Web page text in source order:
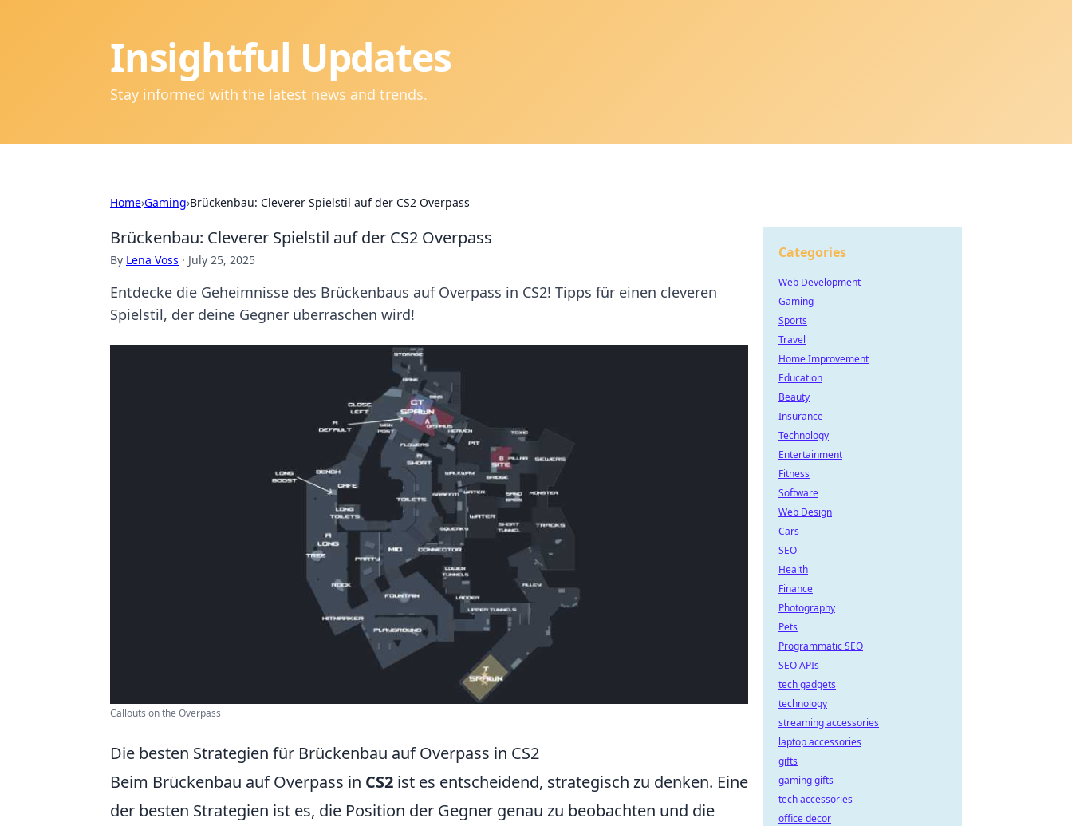
Insightful Updates
Stay informed with the latest news and trends.
Home›Gaming›Brückenbau: Cleverer Spielstil auf der CS2 Overpass
Brückenbau: Cleverer Spielstil auf der CS2 Overpass
By Lena Voss · July 25, 2025
Entdecke die Geheimnisse des Brückenbaus auf Overpass in CS2! Tipps für einen cleveren
Spielstil, der deine Gegner überraschen wird!
Callouts on the Overpass
Die besten Strategien für Brückenbau auf Overpass in CS2
Beim Brückenbau auf Overpass in CS2 ist es entscheidend, strategisch zu denken. Eine
der besten Strategien ist es, die Position der Gegner genau zu beobachten und die
Categories
Web Development
Gaming
Sports
Travel
Home Improvement
Education
Beauty
Insurance
Technology
Entertainment
Fitness
Software
Web Design
Cars
SEO
Health
Finance
Photography
Pets
Programmatic SEO
SEO APIs
tech gadgets
technology
streaming accessories
laptop accessories
gifts
gaming gifts
tech accessories
office decor